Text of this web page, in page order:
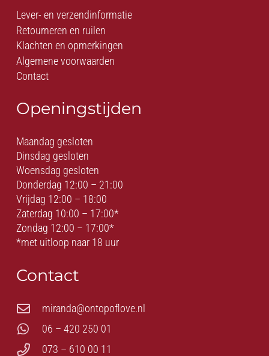
Lever- en verzendinformatie
Retourneren en ruilen
Klachten en opmerkingen
Algemene voorwaarden
Contact
Openingstijden
Maandag gesloten
Dinsdag gesloten
Woensdag gesloten
Donderdag 12:00 – 21:00
Vrijdag 12:00 – 18:00
Zaterdag 10:00 – 17:00*
Zondag 12:00 – 17:00*
*met uitloop naar 18 uur
Contact
miranda@ontopoflove.nl
06 – 420 250 01
073 – 610 00 11